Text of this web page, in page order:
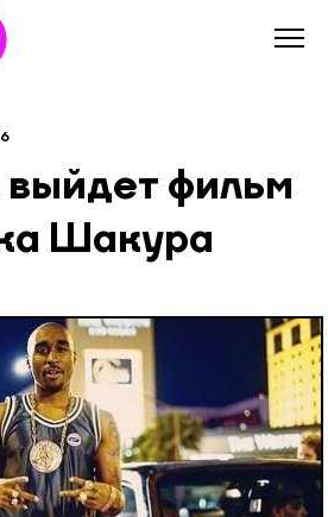
фильм
Шакура